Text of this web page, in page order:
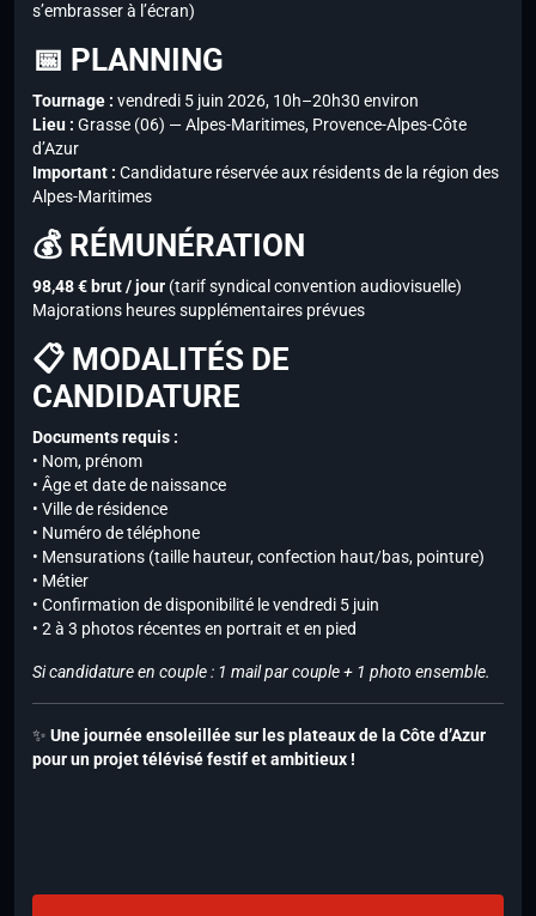
s’embrasser à l’écran)
📅 PLANNING
Tournage : vendredi 5 juin 2026, 10h–20h30 environ
Lieu : Grasse (06) — Alpes-Maritimes, Provence-Alpes-Côte
d’Azur
Important : Candidature réservée aux résidents de la région des
Alpes-Maritimes
💰 RÉMUNÉRATION
98,48 € brut / jour (tarif syndical convention audiovisuelle)
Majorations heures supplémentaires prévues
📋 MODALITÉS DE
CANDIDATURE
Documents requis :
• Nom, prénom
• Âge et date de naissance
• Ville de résidence
• Numéro de téléphone
• Mensurations (taille hauteur, confection haut/bas, pointure)
• Métier
• Confirmation de disponibilité le vendredi 5 juin
• 2 à 3 photos récentes en portrait et en pied
Si candidature en couple : 1 mail par couple + 1 photo ensemble.
✨ Une journée ensoleillée sur les plateaux de la Côte d’Azur
pour un projet télévisé festif et ambitieux !